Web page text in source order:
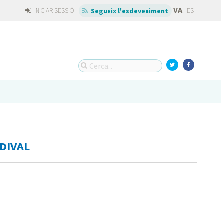
INICIAR SESSIÓ Segueix l'esdeveniment VA ES